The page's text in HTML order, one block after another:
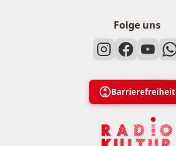
Folge uns
Barrierefreiheit